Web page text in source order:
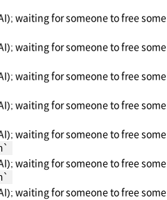
waiting for someone to free
waiting for someone to free
waiting for someone to free
waiting for someone to free
waiting for someone to free
waiting for someone to free
waiting for someone to free